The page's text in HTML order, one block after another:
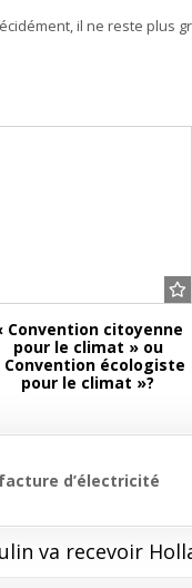
il ne reste plus
Convention citoyenne
pour le climat » ou
Convention écologiste
pour le climat »?
d’électricité
va recevoir